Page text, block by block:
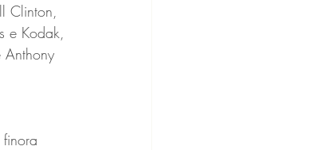
Clinton,
e Kodak,